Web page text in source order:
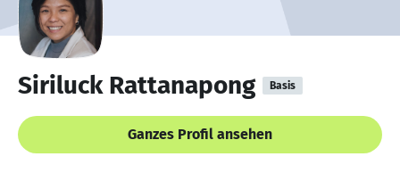
Siriluck Rattanapong Basis
Ganzes Profil ansehen